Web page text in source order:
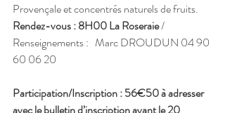
Provençale et concentrés naturels de fruits.
Rendez-vous : 8H00 La Roseraie /
Renseignements :   Marc DROUDUN 04 90
60 06 20
Participation/Inscription : 56€50 à adresser
avec le bulletin d’inscription avant le 20